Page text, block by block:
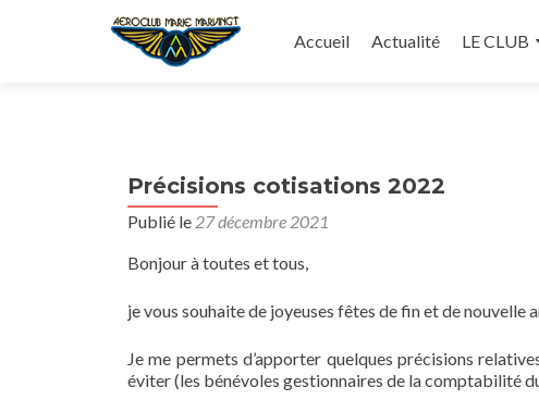
au
Accueil Actualité LE CLUB
Précisions cotisations 2022
Publié le 27 décembre 2021
Bonjour à toutes et tous,
je vous souhaite de joyeuses fêtes de fin et de nouvelle
Je me permets d’apporter quelques précisions
éviter (les bénévoles gestionnaires de la comptabilité